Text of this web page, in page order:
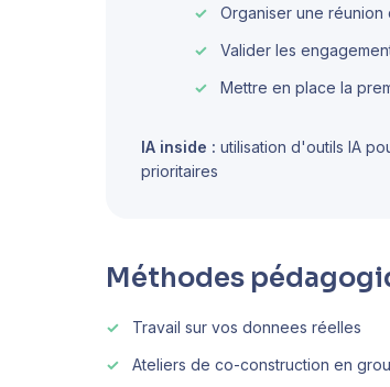
Organiser une
Valider les
Mettre en place la
IA inside : utilisation d'outils IA
prioritaires
Méthodes
Travail sur vos donnees réelles
Ateliers de co-construction en